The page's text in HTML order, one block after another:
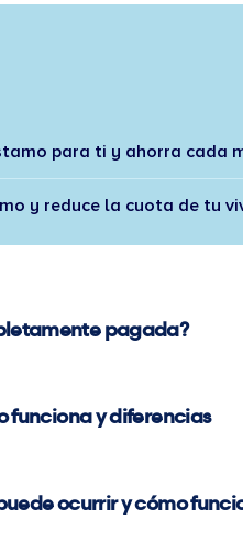
para ti y ahorra cada
y reduce la cuota de tu
pagada?
funciona y diferencias
ocurrir y cómo